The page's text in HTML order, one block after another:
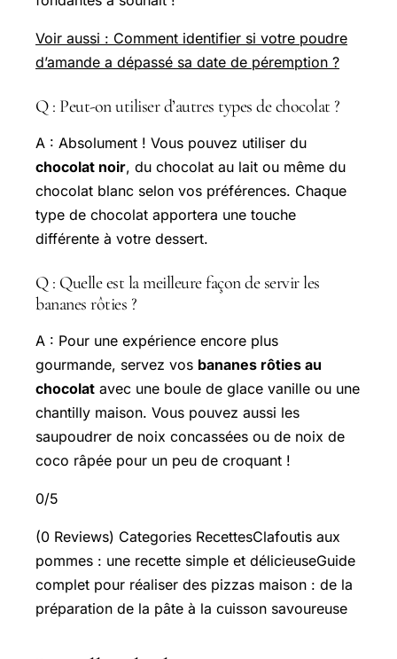
Voir aussi : Comment identifier si votre poudre
d’amande a dépassé sa date de péremption ?
Q : Peut-on utiliser d’autres types de chocolat ?
A : Absolument ! Vous pouvez utiliser du
chocolat noir, du chocolat au lait ou même du
chocolat blanc selon vos préférences. Chaque
type de chocolat apportera une touche
différente à votre dessert.
Q : Quelle est la meilleure façon de servir les
bananes rôties ?
A : Pour une expérience encore plus
gourmande, servez vos bananes rôties au
chocolat avec une boule de glace vanille ou une
chantilly maison. Vous pouvez aussi les
saupoudrer de noix concassées ou de noix de
coco râpée pour un peu de croquant !
0/5
(0 Reviews) Categories RecettesClafoutis aux
pommes : une recette simple et délicieuseGuide
complet pour réaliser des pizzas maison : de la
préparation de la pâte à la cuisson savoureuse